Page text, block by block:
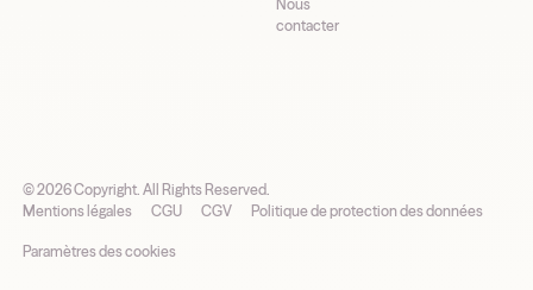
Nous
contacter
©2026Copyright. All Rights Reserved.
Mentions légales
CGU CGV Politique de protection des données
Paramètres des cookies